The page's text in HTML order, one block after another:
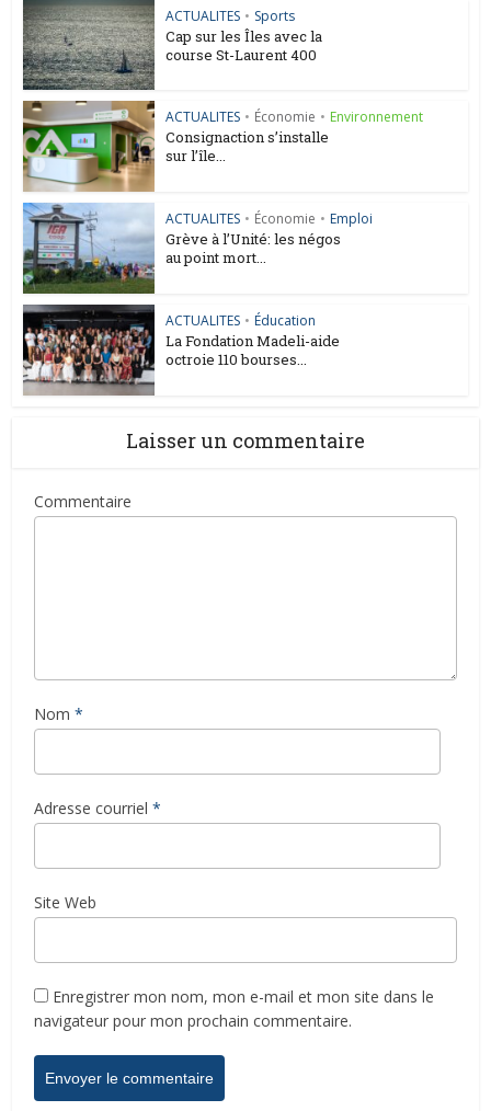
ACTUALITES • Sports
Cap sur les Îles avec la
course St-Laurent 400
ACTUALITES • Économie • Environnement
Consignaction s’installe
sur l’île...
ACTUALITES • Économie • Emploi
Grève à l’Unité: les négos
au point mort...
ACTUALITES • Éducation
La Fondation Madeli-aide
octroie 110 bourses...
Laisser un commentaire
Commentaire
Nom *
Adresse courriel *
Site Web
Enregistrer mon nom, mon e-mail et mon site dans le
navigateur pour mon prochain commentaire.